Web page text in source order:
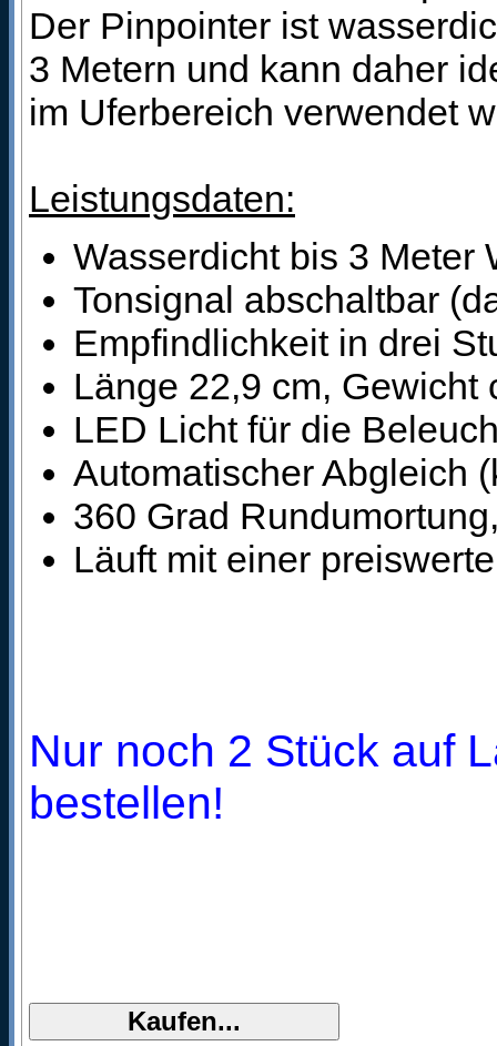
Der Pinpointer ist
3 Metern und kann daher
im Uferbereich verwendet
Leistungsdaten:
Wasserdicht bis 3 Meter
Tonsignal abschaltbar
Empfindlichkeit in drei
Länge 22,9 cm, Gewicht
LED Licht für die
Automatischer Abgleich
360 Grad
Läuft mit einer
Nur noch 2 Stück auf
bestellen!